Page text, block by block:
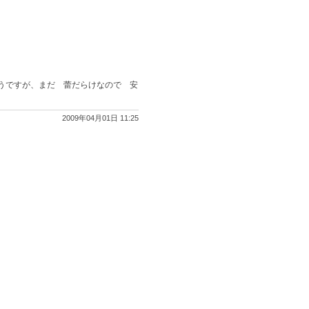
ですが、まだ 蕾だらけなので 安
2009年04月01日 11:25